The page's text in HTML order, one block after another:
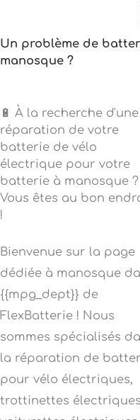
Un problème de
manosque ?
🔋 À la recherche d'une
réparation de votre
batterie de vélo
électrique pour votre
batterie à manosque ?
Vous êtes au bon
!
Bienvenue sur la page
dédiée à manosque
{{mpg_dept}} de
FlexBatterie ! Nous
sommes spécialisés
la réparation de
pour vélo électriques,
trottinettes